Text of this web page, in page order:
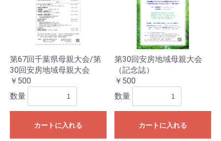
第67回千葉県母親大会/第
30回安房地域母親大会
￥500
数量
カートに入れる
第30回安房地域母親大会
（記念誌）
￥500
数量
カートに入れる